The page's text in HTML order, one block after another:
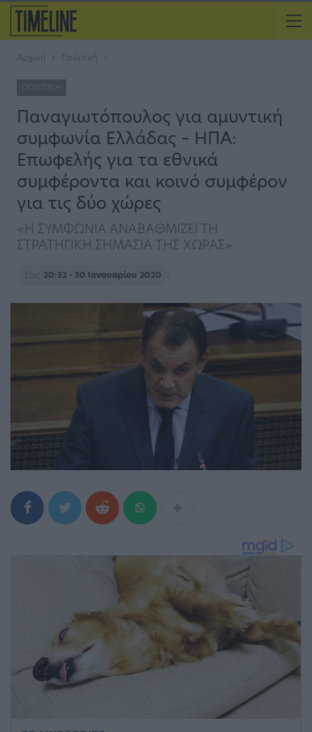
Αρχική Πολιτική
ΠΟΛΙΤΙΚΉ
Παναγιωτόπουλος για αμυντική
συμφωνία Ελλάδας – ΗΠΑ:
Επωφελής για τα εθνικά
συμφέροντα και κοινό συμφέρον
για τις δύο χώρες
«Η ΣΥΜΦΩΝΙΑ ΑΝΑΒΑΘΜΙΖΕΙ ΤΗ
ΣΤΡΑΤΗΓΙΚΗ ΣΗΜΑΣΙΑ ΤΗΣ ΧΩΡΑΣ»
Στις 20:32 - 30 Ιανουαρίου 2020